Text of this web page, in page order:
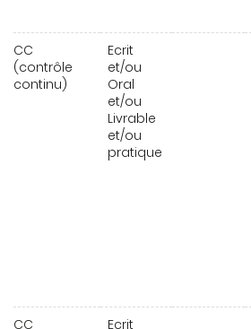
CC
(contrôle
continu)
Ecrit
et/ou
Oral
et/ou
Livrable
et/ou
pratique
CC Ecrit